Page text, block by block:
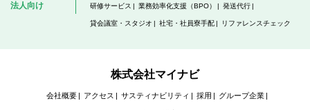
法人向け 研修サービス 業務効率化支援（BPO） 発送代行
貸会議室・スタジオ 社宅・社員寮手配 リファレンスチェック
株式会社マイナビ
会社概要 アクセス サスティナビリティ 採用 グループ企業